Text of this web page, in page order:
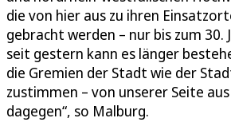
die von hier aus zu ihren
gebracht werden – nur bis zum 30.
seit gestern kann es länger
die Gremien der Stadt wie der
zustimmen – von unserer Seite
dagegen“, so Malburg.